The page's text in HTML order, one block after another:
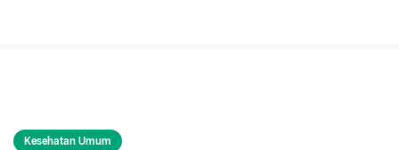
Kesehatan Umum